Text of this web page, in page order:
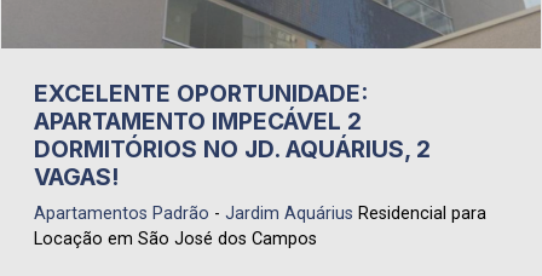
EXCELENTE OPORTUNIDADE:
APARTAMENTO IMPECÁVEL 2
DORMITÓRIOS NO JD. AQUÁRIUS, 2
VAGAS!
Apartamentos Padrão - Jardim Aquárius Residencial para
Locação em São José dos Campos